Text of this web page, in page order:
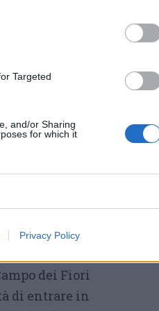
Targeted
and/or Sharing
for which it
Privacy Policy
con la
Boriani-, ci
a
su
e Luvinate
LIFE
SENZA
–
l’appello:
dei Fiori
di entrare in